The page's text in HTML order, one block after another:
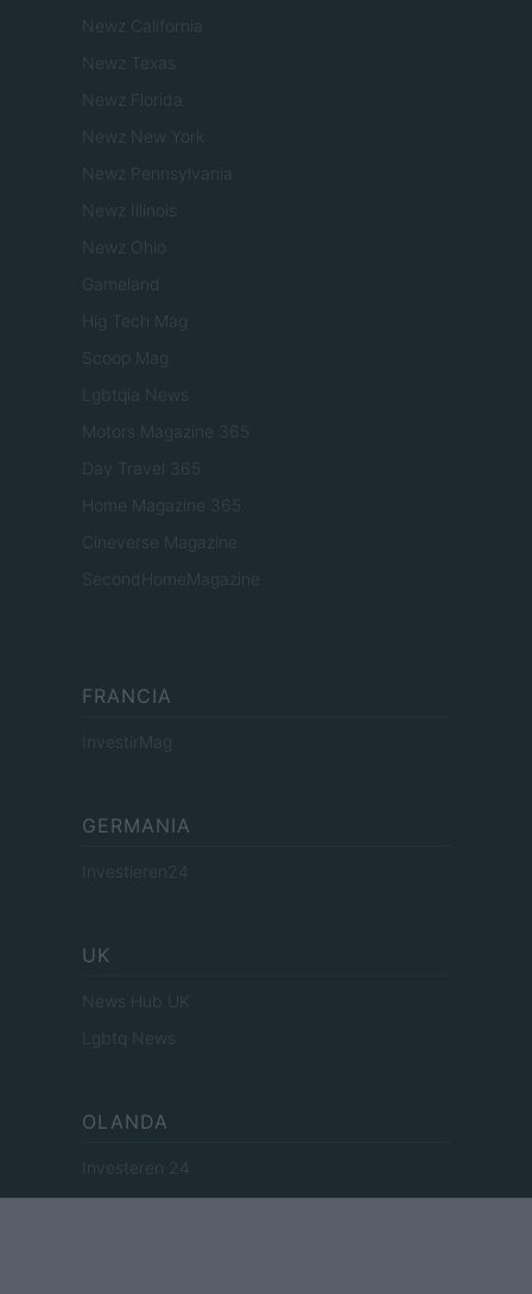
Newz California
Newz Texas
Newz Florida
Newz New York
Newz Pennsylvania
Newz Illinois
Newz Ohio
Gameland
Hig Tech Mag
Scoop Mag
Lgbtqia News
Motors Magazine 365
Day Travel 365
Home Magazine 365
Cineverse Magazine
SecondHomeMagazine
FRANCIA
InvestirMag
GERMANIA
Investieren24
UK
News Hub UK
Lgbtq News
OLANDA
Investeren 24
NL Newz